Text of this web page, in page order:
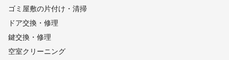
ゴミ屋敷の片付け・清掃
ドア交換・修理
鍵交換・修理
空室クリーニング